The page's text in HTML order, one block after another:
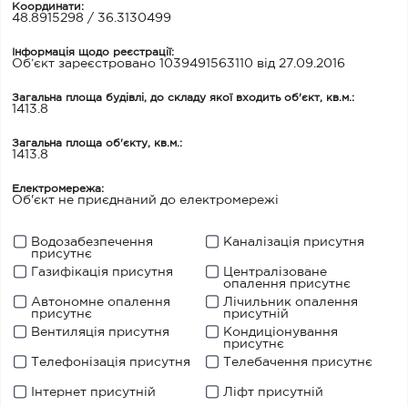
Координати:
48.8915298 / 36.3130499
Інформація щодо реєстрації:
Об’єкт зареєстровано 1039491563110 від 27.09.2016
Загальна площа будівлі, до складу якої входить об'єкт, кв.м.:
1413.8
Загальна площа об'єкту, кв.м.:
1413.8
Електромережа:
Об'єкт не приєднаний до електромережі
Водозабезпечення
присутнє
Каналізація присутня
Газифікація присутня
Централізоване
опалення присутнє
Автономне опалення
присутнє
Лічильник опалення
присутній
Вентиляція присутня
Кондиціонування
присутнє
Телефонізація присутня
Телебачення присутнє
Інтернет присутній Ліфт присутній